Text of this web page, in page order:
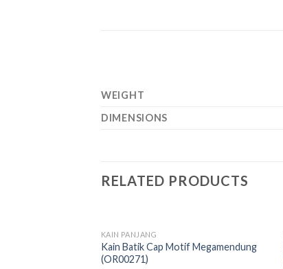
WEIGHT
DIMENSIONS
RELATED PRODUCTS
Add to
wishlist
OUT OF STOCK
KAIN PANJANG
Kain Batik Cap Motif Megamendung
(OR00271)